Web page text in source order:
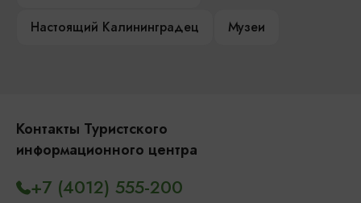
Настоящий Калининградец
Музеи
Контакты Туристского
информационного центра
+7 (4012) 555-200